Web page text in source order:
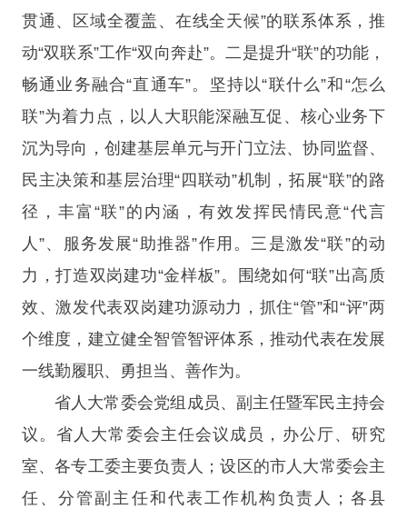
贯通、区域全覆盖、在线全天候”的联系体系，推
动“双联系”工作“双向奔赴”。二是提升“联”的功能，
畅通业务融合“直通车”。坚持以“联什么”和“怎么
联”为着力点，以人大职能深融互促、核心业务下
沉为导向，创建基层单元与开门立法、协同监督、
民主决策和基层治理“四联动”机制，拓展“联”的路
径，丰富“联”的内涵，有效发挥民情民意“代言
人”、服务发展“助推器”作用。三是激发“联”的动
力，打造双岗建功“金样板”。围绕如何“联”出高质
效、激发代表双岗建功源动力，抓住“管”和“评”两
个维度，建立健全智管智评体系，推动代表在发展
一线勤履职、勇担当、善作为。
省人大常委会党组成员、副主任暨军民主持会
议。省人大常委会主任会议成员，办公厅、研究
室、各专工委主要负责人；设区的市人大常委会主
任、分管副主任和代表工作机构负责人；各县